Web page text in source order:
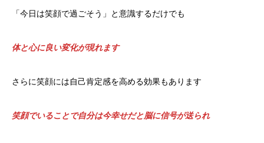
「今日は笑顔で過ごそう」と意識するだけでも
体と心に良い変化が現れます
さらに笑顔には自己肯定感を高める効果もあります
笑顔でいることで自分は今幸せだと脳に信号が送られ